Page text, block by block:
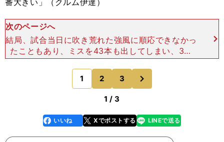
番大きい」（クルム伊達）
次のページへ
結局、試合当日に吹き荒れた強風に順応できなかっ
たこともあり、ミスを43本も出してしまい、3－
6、2－6で敗れたクルム伊達だったが、落ち込む様
子はなく現在のツアーの中での立ち位置を冷静に語
った。「今
1 2 3
1 / 3
faceboo
k
いいね Xでポストする
line LINEで送る